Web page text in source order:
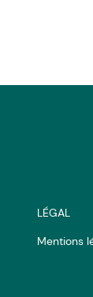
LÉGAL
Mentions